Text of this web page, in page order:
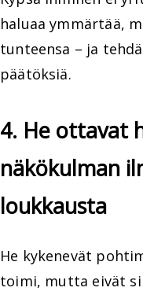
haluaa ymmärtää,
tunteensa – ja
päätöksiä.
4. He ottavat
näkökulman
loukkausta
He kykenevät
toimi, mutta eivät